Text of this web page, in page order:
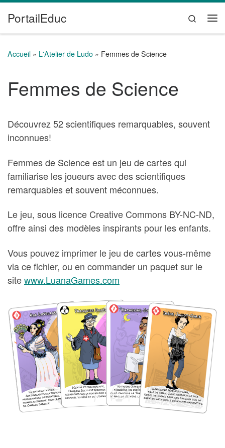
Passer au contenu
PortailEduc
Search
Accueil » L'Atelier de Ludo » Femmes de Science
Femmes de Science
Découvrez 52 scientifiques remarquables, souvent
inconnues!
Femmes de Science est un jeu de cartes qui
familiarise les joueurs avec des scientifiques
remarquables et souvent méconnues.
Le jeu, sous licence Creative Commons BY-NC-ND,
offre ainsi des modèles inspirants pour les enfants.
Vous pouvez imprimer le jeu de cartes vous-même
via ce fichier, ou en commander un paquet sur le
sitewww.LuanaGames.com